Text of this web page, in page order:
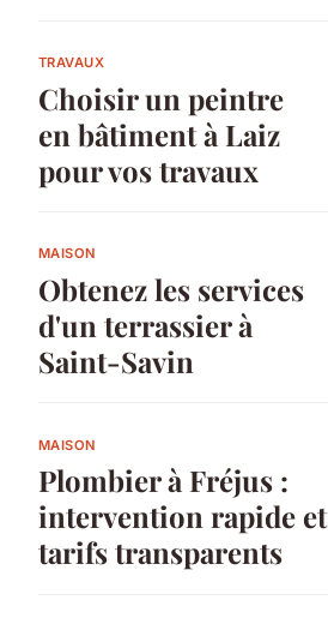
TRAVAUX
Choisir un peintre
en bâtiment à Laiz
pour vos travaux
MAISON
Obtenez les services
d'un terrassier à
Saint-Savin
MAISON
Plombier à Fréjus :
intervention rapide et
tarifs transparents